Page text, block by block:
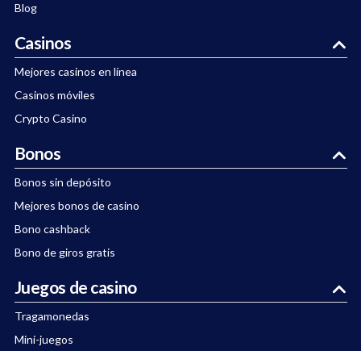
Blog
Casinos
Mejores casinos en línea
Casinos móviles
Crypto Casino
Bonos
Bonos sin depósito
Mejores bonos de casino
Bono cashback
Bono de giros gratis
Juegos de casino
Tragamonedas
Mini-juegos